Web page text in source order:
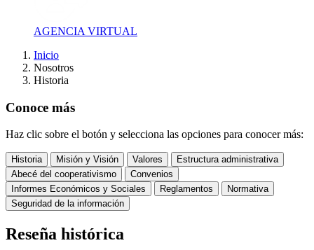
AGENCIA VIRTUAL
Inicio
Nosotros
Historia
Conoce más
Haz clic sobre el botón y selecciona las opciones para conocer más:
Historia Misión y Visión Valores
Estructura administrativa
Abecé del cooperativismo
Convenios
Informes Económicos y Sociales
Reglamentos
Normativa
Seguridad de la información
Reseña histórica